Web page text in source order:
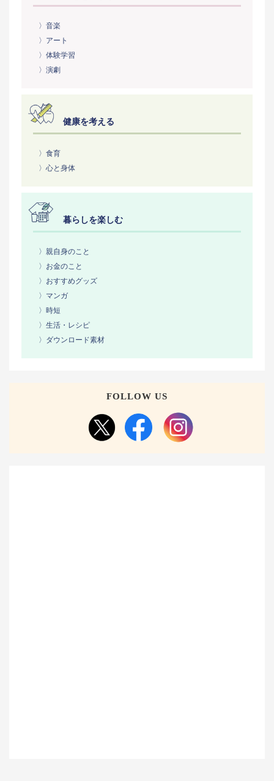
〉音楽
〉アート
〉体験学習
〉演劇
健康を考える
〉食育
〉心と身体
暮らしを楽しむ
〉親自身のこと
〉お金のこと
〉おすすめグッズ
〉マンガ
〉時短
〉生活・レシピ
〉ダウンロード素材
FOLLOW US